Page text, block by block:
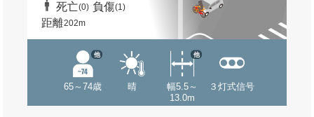
死亡(0) 負傷(1)
距離202m
65～74歳
他
晴
幅5.5～
13.0m
他
３灯式信号